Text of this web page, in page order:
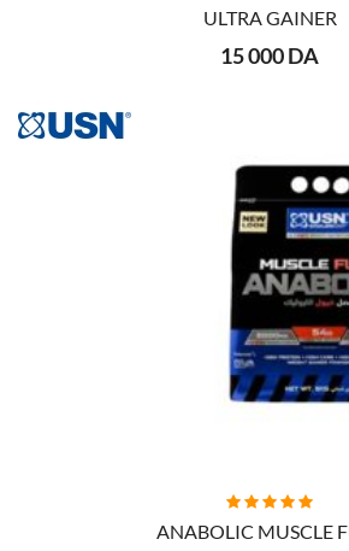
ULTRA GAINER
15 000 DA
AJOUTER AU PANIER
ANABOLIC MUSCLE